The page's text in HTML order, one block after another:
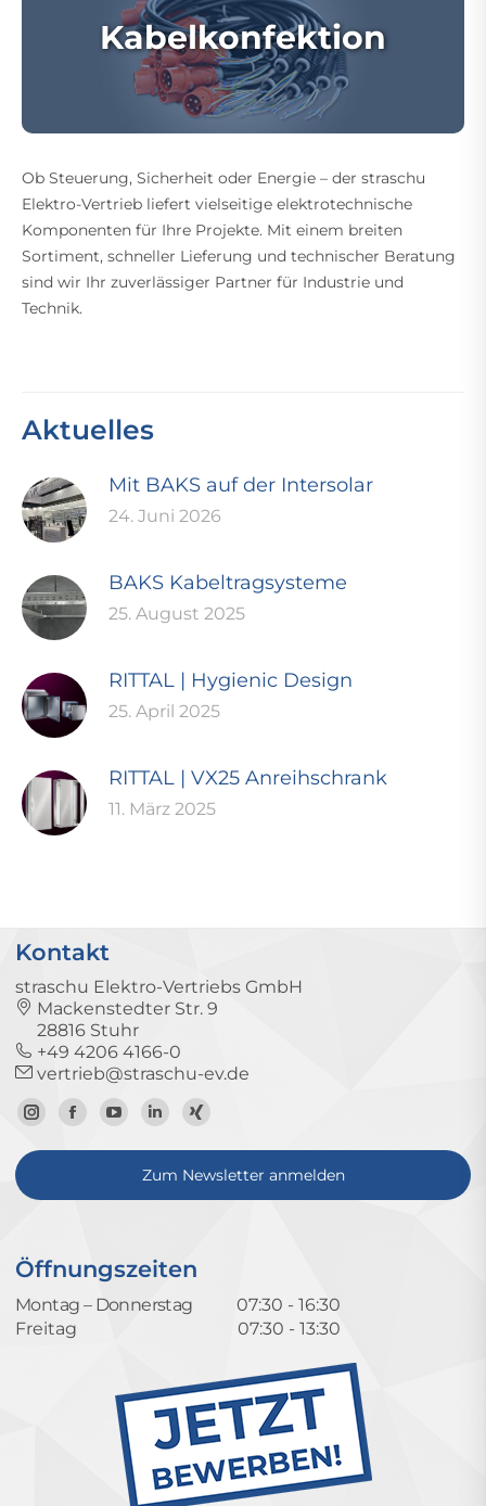
Kabelkonfektion
Ob Steuerung, Sicherheit oder Energie – der straschu
Elektro-Vertrieb liefert vielseitige elektrotechnische
Komponenten für Ihre Projekte. Mit einem breiten
Sortiment, schneller Lieferung und technischer Beratung
sind wir Ihr zuverlässiger Partner für Industrie und
Technik.
Aktuelles
Mit BAKS auf der Intersolar
24. Juni 2026
BAKS Kabeltragsysteme
25. August 2025
RITTAL | Hygienic Design
25. April 2025
RITTAL | VX25 Anreihschrank
11. März 2025
Kontakt
straschu Elektro-Vertriebs GmbH
Mackenstedter Str. 9
28816 Stuhr
+49 4206 4166-0
vertrieb@straschu-ev.de
Zum
Instagram-
Zur
Facebook-
Zum
YouTube-
Kanal
Zum
LinkedIn-
Profil
Zum
Xing-
Profil
Zum Newsletter anmelden
Öffnungszeiten
Montag – Donnerstag
07:30 - 16:30
Freitag
07:30 - 13:30